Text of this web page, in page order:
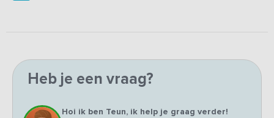
Heb je een vraag?
Hoi ik ben Teun, ik help je graag verder!